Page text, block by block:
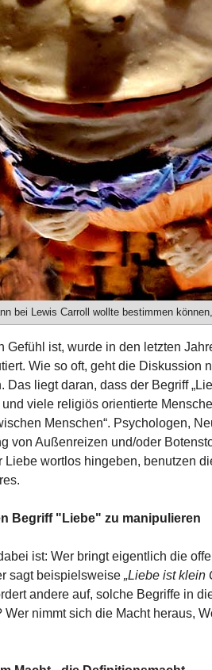
bei Lewis Carroll wollte bestimmen
Gefühl ist, wurde in den letzten
Wie so oft, geht die Diskussion
Das liegt daran, dass der Begriff
viele religiös orientierte
Menschen“. Psychologen,
von Außenreizen und/oder
Liebe wortlos hingeben, benutzen
Begriff "Liebe" zu manipulieren
ist: Wer bringt eigentlich die
sagt beispielsweise „Liebe ist klein
andere auf, solche Begriffe in
nimmt sich die Macht heraus,